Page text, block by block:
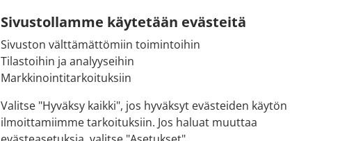
Sivustollamme käytetään evästeitä
Sivuston välttämättömiin toimintoihin
Tilastoihin ja analyyseihin
Markkinointitarkoituksiin
Valitse "Hyväksy kaikki", jos hyväksyt evästeiden käytön
ilmoittamiimme tarkoituksiin. Jos haluat muuttaa
Sähköpostiosoite:
kirjaamo@fimea.fi
Fimean vaihde:
029 522 3341